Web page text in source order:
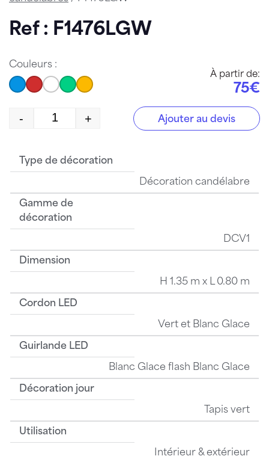
Ref : F1476LGW
Couleurs :
À partir de:
75€
quantité de F1476LGW
- + Ajouter au devis
Type de décoration
Décoration candélabre
Gamme de
décoration
DCV1
Dimension
H 1.35 m x L 0.80 m
Cordon LED
Vert et Blanc Glace
Guirlande LED
Blanc Glace flash Blanc Glace
Décoration jour
Tapis vert
Utilisation
Intérieur & extérieur